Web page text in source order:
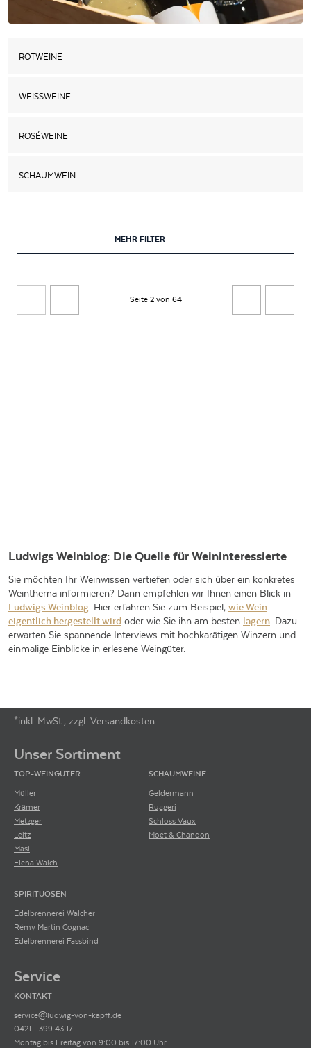
ROTWEINE
WEISSWEINE
ROSÉWEINE
SCHAUMWEIN
MEHR FILTER
Seite 2 von 64
Ludwigs Weinblog: Die Quelle für Weininteressierte
Sie möchten Ihr Weinwissen vertiefen oder sich über ein konkretes
Weinthema informieren? Dann empfehlen wir Ihnen einen Blick in
Ludwigs Weinblog . Hier erfahren Sie zum Beispiel, wie Wein
eigentlich hergestellt wird oder wie Sie ihn am besten lagern . Dazu
erwarten Sie spannende Interviews mit hochkarätigen Winzern und
einmalige Einblicke in erlesene Weingüter.
*inkl. MwSt., zzgl. Versandkosten
Unser Sortiment
TOP-WEINGÜTER
Müller
Krämer
Metzger
Leitz
Masi
Elena Walch
SCHAUMWEINE
Geldermann
Ruggeri
Schloss Vaux
Moët & Chandon
SPIRITUOSEN
Edelbrennerei Walcher
Rémy Martin Cognac
Edelbrennerei Fassbind
Service
KONTAKT
service@ludwig-von-kapff.de
0421 - 399 43 17
Montag bis Freitag von 9:00 bis 17:00 Uhr